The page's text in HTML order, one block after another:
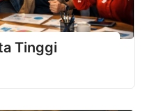
Tinggi